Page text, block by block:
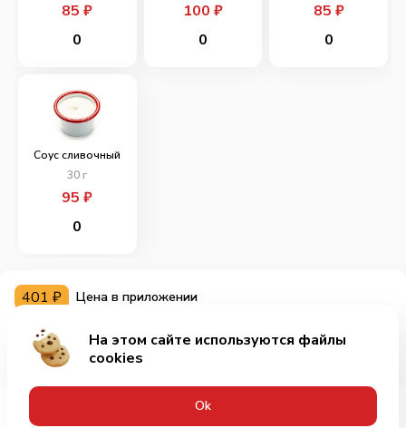
85₽
0
100 ₽
0
85 ₽
0
Соус сливочный
30 г
95₽
0
401 ₽ Цена в приложении
Добавить за 669₽
На этом сайте используются файлы
cookies
Оk